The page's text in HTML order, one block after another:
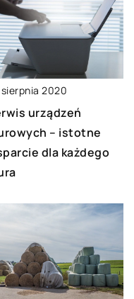
2020
urządzeń
– istotne
dla każdego